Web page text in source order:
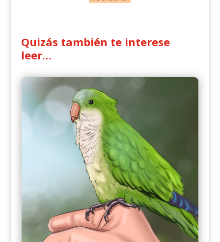
Quizás también te interese
leer…